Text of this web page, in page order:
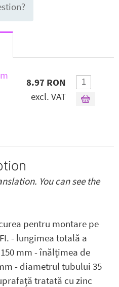
8.97 RON
excl. VAT
You can see the
pentru montare pe
- lungimea totală a
mm - înălțimea de
- diametrul tubului 35
tratată cu zinc